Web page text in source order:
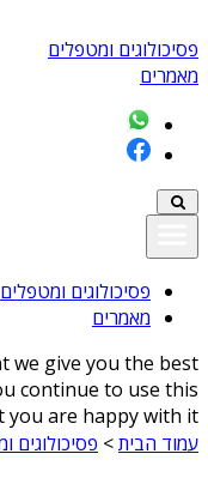
פסיכולוגים ומטפלים
מאמרים
פסיכולוגים ומטפלים
מאמרים
we give you the best
continue to use this
you are happy with it
עמוד הבית> פסיכולוגים